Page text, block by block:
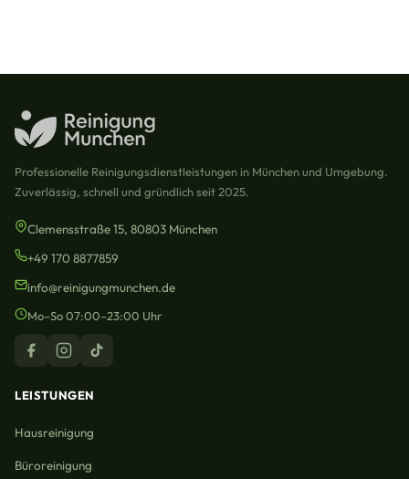
Professionelle Reinigungsdienstleistungen in München und Umgebung.
Zuverlässig, schnell und gründlich seit 2025.
Clemensstraße 15, 80803 München
+49 170 8877859
info@reinigungmunchen.de
Mo–So 07:00–23:00 Uhr
LEISTUNGEN
Hausreinigung
Büroreinigung